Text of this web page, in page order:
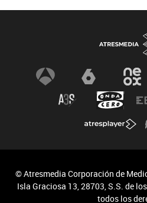
© Atresmedia Corporación de
Isla Graciosa 13, 28703, S.S. de
todos los